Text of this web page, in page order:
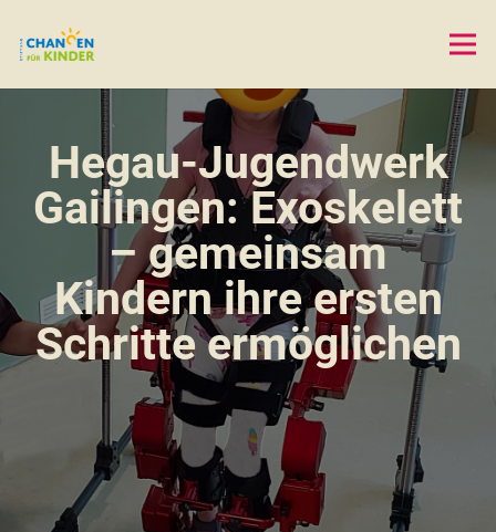
Hegau-Jugendwerk
Gailingen: Exoskelett
– gemeinsam
Kindern ihre ersten
Schritte ermöglichen